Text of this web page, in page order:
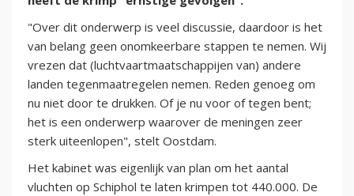
"Over dit onderwerp is veel discussie, daardoor is het
van belang geen onomkeerbare stappen te nemen. Wij
vrezen dat (luchtvaartmaatschappijen van) andere
landen tegenmaatregelen nemen. Reden genoeg om
nu niet door te drukken. Of je nu voor of tegen bent;
het is een onderwerp waarover de meningen zeer
sterk uiteenlopen", stelt Oostdam.
Het kabinet was eigenlijk van plan om het aantal
vluchten op Schiphol te laten krimpen tot 440.000. De